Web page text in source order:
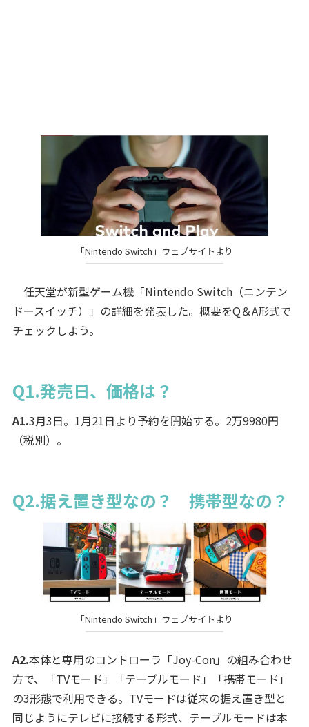
「Nintendo Switch」ウェブサイトより
任天堂が新型ゲーム機「Nintendo Switch（ニンテン
ドースイッチ）」の詳細を発表した。概要をQ＆A形式で
チェックしよう。
Q1.発売日、価格は？
A1.3月3日。1月21日より予約を開始する。2万9980円
（税別）。
Q2.据え置き型なの？ 携帯型なの？
「Nintendo Switch」ウェブサイトより
A2.本体と専用のコントローラ「Joy-Con」の組み合わせ
方で、「TVモード」「テーブルモード」「携帯モード」
の3形態で利用できる。TVモードは従来の据え置き型と
同じようにテレビに接続する形式、テーブルモードは本